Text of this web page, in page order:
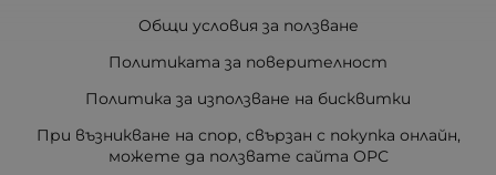
Общи условия за ползване
Политиката за поверителност
Политика за използване на бисквитки
При възникване на спор, свързан с покупка онлайн,
можете да ползвате сайта ОРС